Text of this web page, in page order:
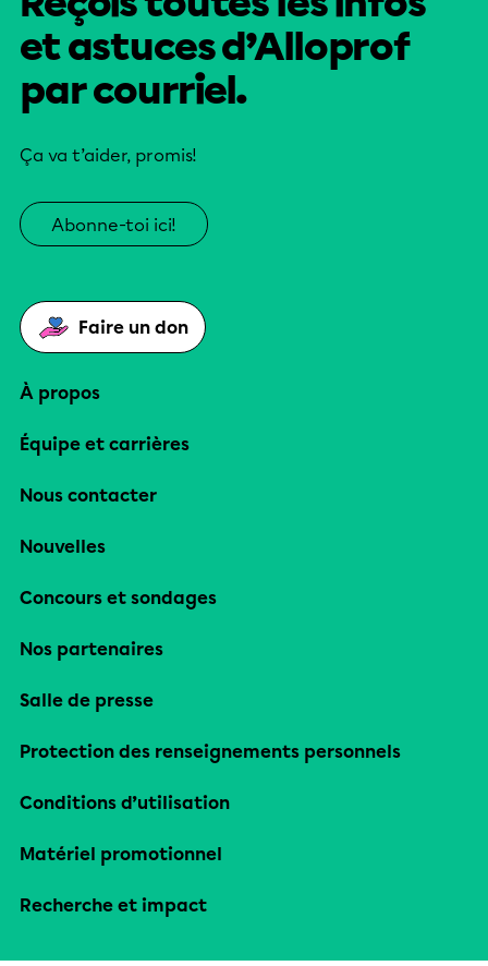
et astuces d’Alloprof
par courriel.
Ça va t’aider, promis!
Abonne-toi ici!
Faire un don
À propos
Équipe et carrières
Nous contacter
Nouvelles
Concours et sondages
Nos partenaires
Salle de presse
Protection des renseignements personnels
Conditions d’utilisation
Matériel promotionnel
Recherche et impact